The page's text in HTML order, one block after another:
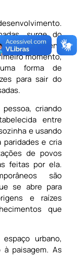
surge do
de origens
momento,
forma de
para sair do
criando
entre
e usando
paridades e cria
de povos
feitas por ela.
são
se abre para
e raízes
que
urbano,
paisagem. As